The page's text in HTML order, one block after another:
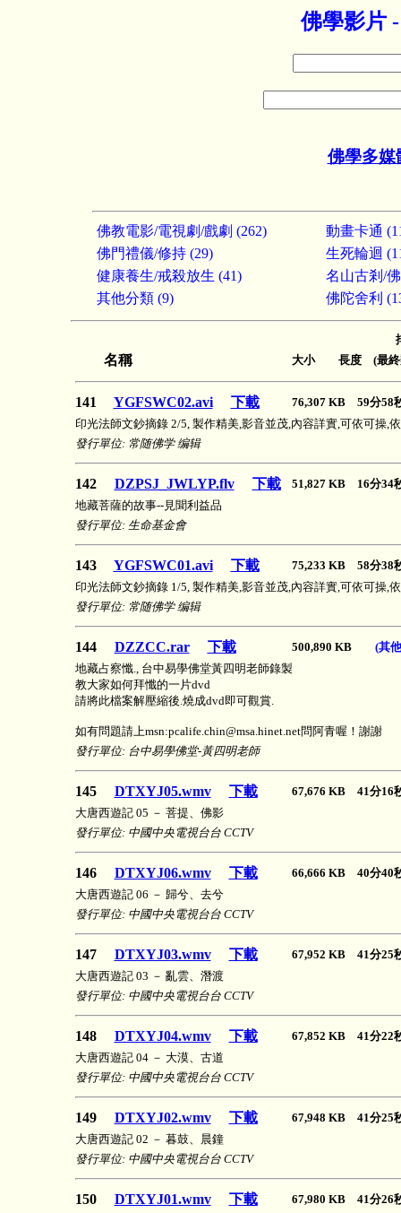
佛學影片
佛學多媒
佛教電影/電視劇/戲劇 (262)
動畫卡通
佛門禮儀/修持 (29)
生死輪迴
健康養生/戒殺放生 (41)
名山古剎/
其他分類 (9)
佛陀舍利
名稱 大小 長度 (最終
141 YGFSWC02.avi 下載
76,307 KB 59分
印光法師文鈔摘錄 2/5, 製作精美,影音並茂,內容詳實,可依可操,
發行單位: 常随佛学 编辑
142 DZPSJ_JWLYP.flv 下載
51,827 KB 16分
地藏菩薩的故事--見聞利益品
發行單位: 生命基金會
143 YGFSWC01.avi 下載
75,233 KB 58分
印光法師文鈔摘錄 1/5, 製作精美,影音並茂,內容詳實,可依可操,
發行單位: 常随佛学 编辑
144 DZZCC.rar 下載 500,890 KB (其
地藏占察懺., 台中易學佛堂黃四明老師錄製
教大家如何拜懺的一片dvd
請將此檔案解壓縮後.燒成dvd即可觀賞.
如有問題請上msn:pcalife.chin@msa.hinet.net問阿青喔！謝謝
發行單位: 台中易學佛堂-黃四明老師
145 DTXYJ05.wmv 下載
67,676 KB 41分
大唐西遊記 05 － 菩提、佛影
發行單位: 中國中央電視台台 CCTV
146 DTXYJ06.wmv 下載
66,666 KB 40分
大唐西遊記 06 － 歸兮、去兮
發行單位: 中國中央電視台台 CCTV
147 DTXYJ03.wmv 下載
67,952 KB 41分
大唐西遊記 03 － 亂雲、潛渡
發行單位: 中國中央電視台台 CCTV
148 DTXYJ04.wmv 下載
67,852 KB 41分
大唐西遊記 04 － 大漠、古道
發行單位: 中國中央電視台台 CCTV
149 DTXYJ02.wmv 下載
67,948 KB 41分
大唐西遊記 02 － 暮鼓、晨鐘
發行單位: 中國中央電視台台 CCTV
150 DTXYJ01.wmv 下載
67,980 KB 41分